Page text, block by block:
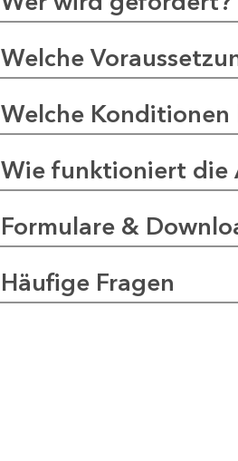
Welche
Welche
Wie funktioniert die
Formulare &
Häufige Fragen